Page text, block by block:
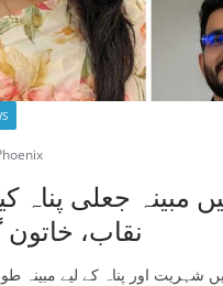
مبینہ جعلی پناہ
نقاب، خاتون
شہریت اور پناہ کے لیے مبینہ